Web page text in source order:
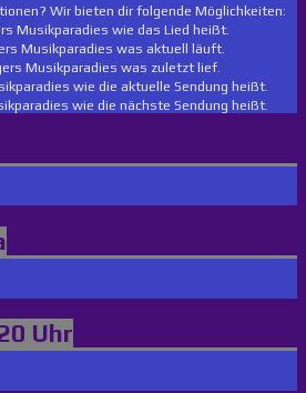
Wir bieten dir folgende Möglichkeiten:
Musikparadies wie das Lied heißt.
Musikparadies was aktuell läuft.
Musikparadies was zuletzt lief.
wie die aktuelle Sendung heißt.
wie die nächste Sendung heißt.
Uhr